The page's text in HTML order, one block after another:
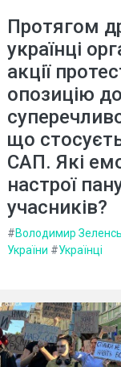
Протягом
українці
акції
опозицію до
що
САП. Які
настрої
учасників?
#Володимир
України #Українці